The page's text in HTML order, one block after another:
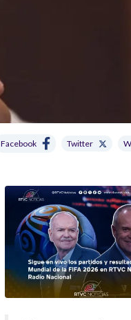
Facebook Twitter